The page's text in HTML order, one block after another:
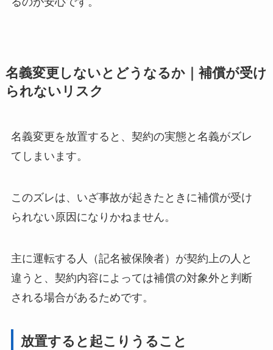
名義変更しないとどうなるか｜補償が受け
られないリスク
名義変更を放置すると、契約の実態と名義がズレ
てしまいます。
このズレは、いざ事故が起きたときに補償が受け
られない原因になりかねません。
主に運転する人（記名被保険者）が契約上の人と
違うと、契約内容によっては補償の対象外と判断
される場合があるためです。
放置すると起こりうること